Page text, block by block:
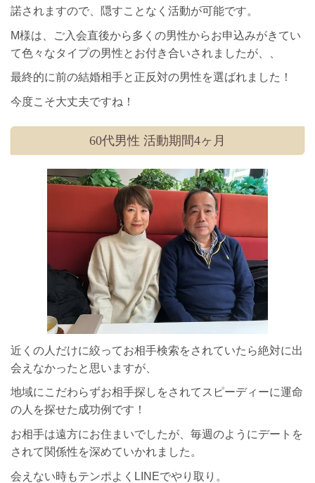
諾されますので、隠すことなく活動が可能です。
M様は、ご入会直後から多くの男性からお申込みがきてい
て色々なタイプの男性とお付き合いされましたが、、
最終的に前の結婚相手と正反対の男性を選ばれました！
今度こそ大丈夫ですね！
60代男性 活動期間4ヶ月
近くの人だけに絞ってお相手検索をされていたら絶対に出
会えなかったと思いますが、
地域にこだわらずお相手探しをされてスピーディーに運命
の人を探せた成功例です！
お相手は遠方にお住まいでしたが、毎週のようにデートを
されて関係性を深めていかれました。
会えない時もテンポよくLINEでやり取り。